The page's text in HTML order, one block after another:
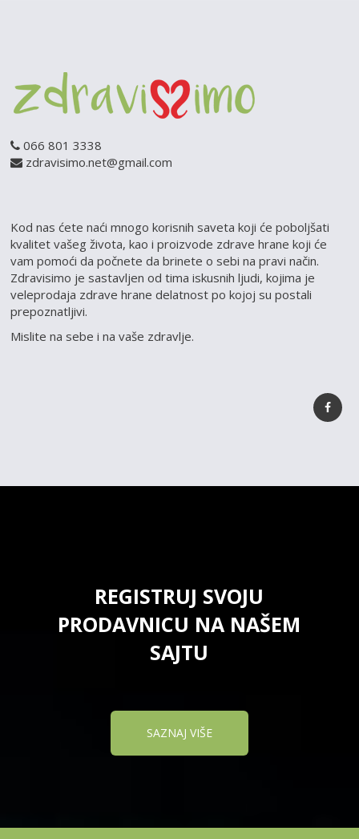
066 801 3338
zdravisimo.net@gmail.com
Kod nas ćete naći mnogo korisnih saveta koji će poboljšati
kvalitet vašeg života, kao i proizvode zdrave hrane koji će
vam pomoći da počnete da brinete o sebi na pravi način.
Zdravisimo je sastavljen od tima iskusnih ljudi, kojima je
veleprodaja zdrave hrane delatnost po kojoj su postali
prepoznatljivi.
Mislite na sebe i na vaše zdravlje.
REGISTRUJ SVOJU
PRODAVNICU NA NAŠEM
SAJTU
SAZNAJ VIŠE